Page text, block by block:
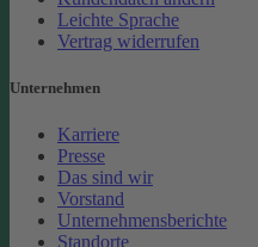
Leichte Sprache
Vertrag widerrufen
Unternehmen
Karriere
Presse
Das sind wir
Vorstand
Unternehmensberichte
Standorte